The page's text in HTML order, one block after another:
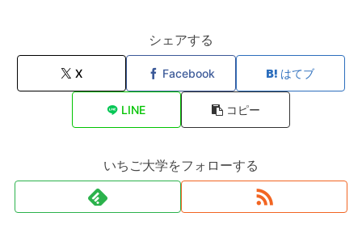
シェアする
X Facebook はてブ
LINE コピー
いちご大学をフォローする